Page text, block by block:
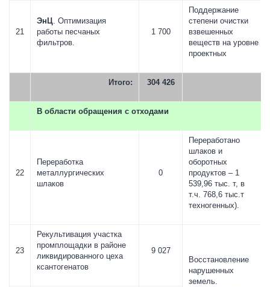
21
ЭнЦ. Оптимизация
работы песчаных
фильтров.
1 700
Поддержание
степени очистки
взвешенных
веществ на уровне
проектных
Итого: 304 426
В области обращения с отходами
22
Переработка
металлургических
шлаков
0
Переработано
шлаков и
оборотных
продуктов – 1
539,96 тыс. т, в
т.ч. 768,6 тыс.т
техногенных).
23
Рекультивация участка
промплощадки в районе
ликвидированного цеха
ксантогенатов
9 027
Восстановление
нарушенных
земель.